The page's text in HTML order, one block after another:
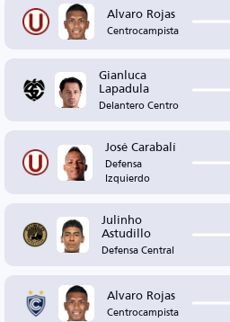
Alvaro Rojas
Centrocampista
Gianluca
Lapadula
Delantero Centro
José Carabalí
Defensa
Izquierdo
Julinho
Astudillo
Defensa Central
Alvaro Rojas
Centrocampista